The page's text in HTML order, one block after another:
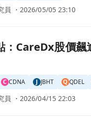
員 ・2026/05/05 23:10
室業務、QuidelOrtho暴
：CareDx股價
C CDNA J JBHT QQDEL
員 ・2026/04/15 22:03